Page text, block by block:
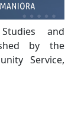
and
by the
Service,